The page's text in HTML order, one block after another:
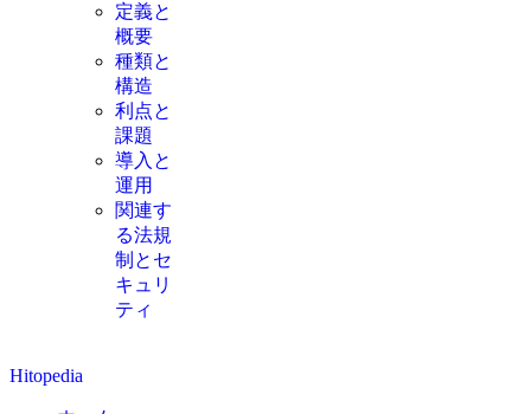
定義と
概要
種類と
構造
利点と
課題
導入と
運用
関連す
る法規
制とセ
キュリ
ティ
Hitopedia